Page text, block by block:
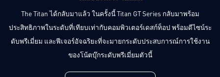
The Titan ได้กลับมาแล้ว ในครั้งนี้ Titan GT Series กลับมาพร้อม
ประสิทธิภาพในระดับที่เทียบเท่ากับคอมพิวเตอร์เดสก์ท็อป พร้อมดีไซน์ระ
ดับพรีเมี่ยม และฟีเจอร์อัจฉริยะที่จะมายกระดับประสบการณ์การใช้งาน
ของโน้ตบุ๊กระดับพรีเมี่ยมตัวนี้